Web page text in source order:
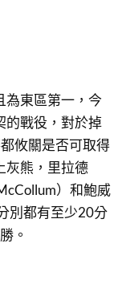
為東區第一，今
的戰役，對於掉
攸關是否可取得
灰熊，里拉德
）和鮑威
別都有至少20分
。